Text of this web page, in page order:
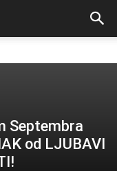
Septembra
od LJUBAVI